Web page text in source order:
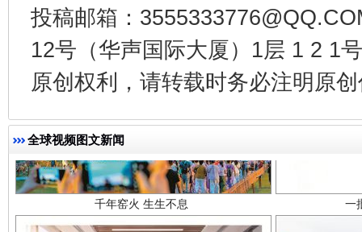
投稿邮箱：
12号（华声国际大厦）1层 1 2 1
原创权利，请转载时务必注明原
全球视频图文新闻
千年窑火 生生不息 一